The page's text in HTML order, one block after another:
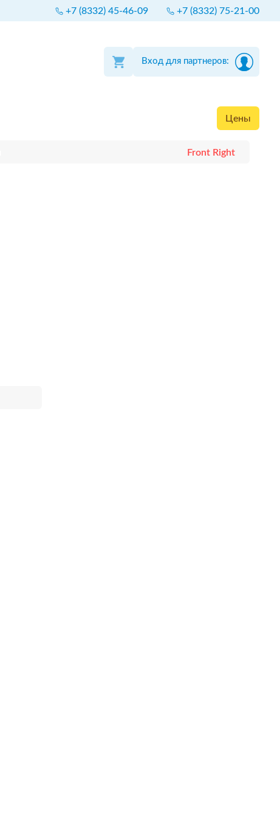
+7 (8332) 45-46-09 +7 (8332) 75-21-00
Вход для партнеров:
Цены
Front Right